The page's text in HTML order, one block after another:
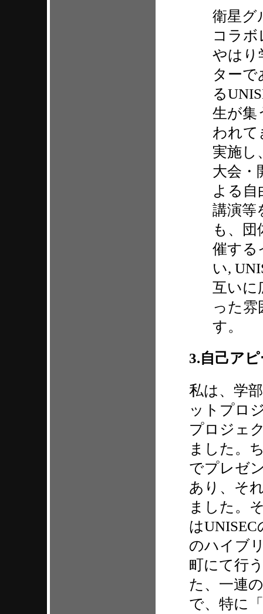
衛星グ
コラ
やはり
ターで
る
生が集
われて
実施し
大会・
よる自
講演等
も、団
催する
い,
互いに
った
す。
3.自己ア
私は、学
ットプロ
プロジェ
ました。
でプレゼ
あり、そ
ました。
は
のハイブ
町にて行
た、一連
で、特に